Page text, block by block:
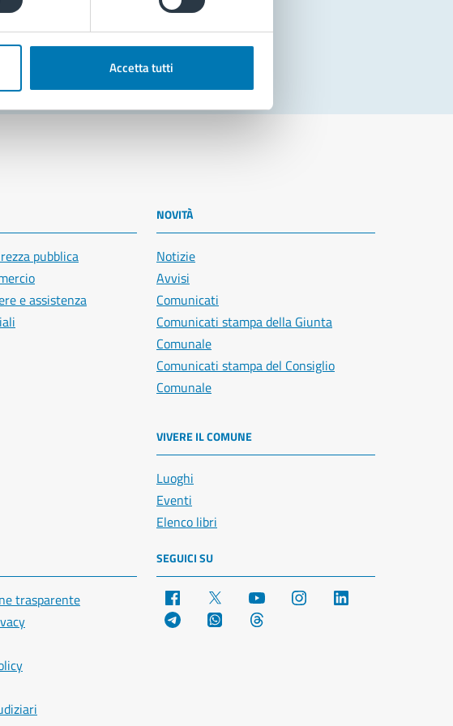
Accetta tutti
pubblica
e assistenza
NOVITÀ
Notizie
Avvisi
Comunicati
Comunicati stampa della Giunta
Comunale
Comunicati stampa del Consiglio
Comunale
VIVERE IL COMUNE
Luoghi
Eventi
Elenco libri
trasparente
SEGUICI SU
Facebook YouTube Instagram
Telegram WhatsApp